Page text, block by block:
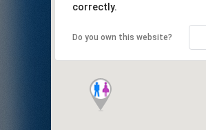
correctly.
Do you own this website?